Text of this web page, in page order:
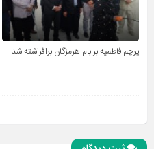
پرچم فاطمیه بر بام هرمزگان برافراشته شد